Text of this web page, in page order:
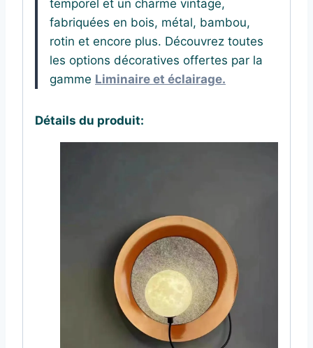
temporel et un charme vintage,
fabriquées en bois, métal, bambou,
rotin et encore plus. Découvrez toutes
les options décoratives offertes par la
gamme Liminaire et éclairage.
Détails du produit: